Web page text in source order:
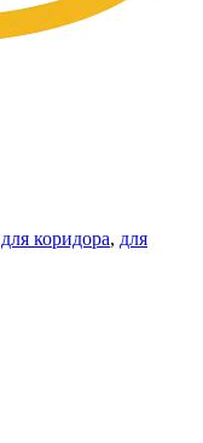
для коридора, для